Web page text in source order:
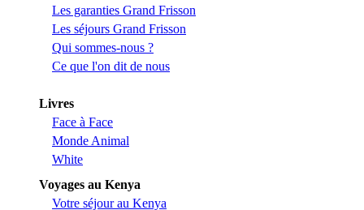
Les garanties Grand Frisson
Les séjours Grand Frisson
Qui sommes-nous ?
Ce que l'on dit de nous
Livres
Face à Face
Monde Animal
White
Voyages au Kenya
Votre séjour au Kenya